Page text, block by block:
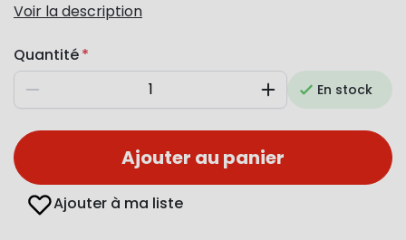
Voir la description
Quantité
Diminuer AugmenterEn stock
Ajouter au panier
Ajouter à ma liste